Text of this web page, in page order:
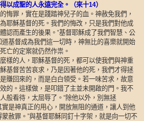
以成聖的人永遠完全。（來十14）
悔罪，實在是踐踏神兒子的血。神赦免我們，
耶穌基督的死。我們的悔改，只是我們對他成
認而產生的後果。 “基督耶穌成了我們智慧、公
道基督成為我們這一切時，神無比的喜樂就開始
亡的定案就仍然作祟。
樣的人，耶穌基督的死，都可以使我們與神重
基督苦苦哀求，乃是因著他的死，我們才得拯
賺回來的，而是白白領受。若一味苦求，故意
的。這樣做，是叩錯了主並未開啟的門。我不
般看待，太屈辱了。 “除他以外，別無拯
是神真正的用心，開放無阻的通道，讓人到他
赦罪。 ”與基督耶穌同釘十字架，就是向一切不